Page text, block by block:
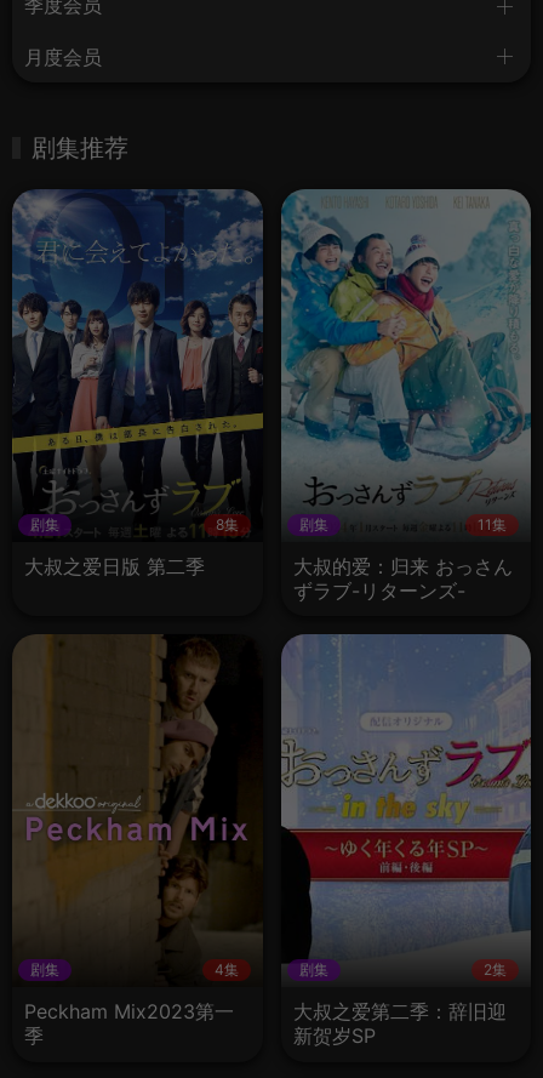
季度会员
月度会员
剧集推荐
剧集 8集
大叔之爱日版 第二季
剧集 11集
大叔的爱：归来 おっさん
ずラブ-リターンズ-
剧集 4集
Peckham Mix2023第一
季
剧集 2集
大叔之爱第二季：辞旧迎
新贺岁SP